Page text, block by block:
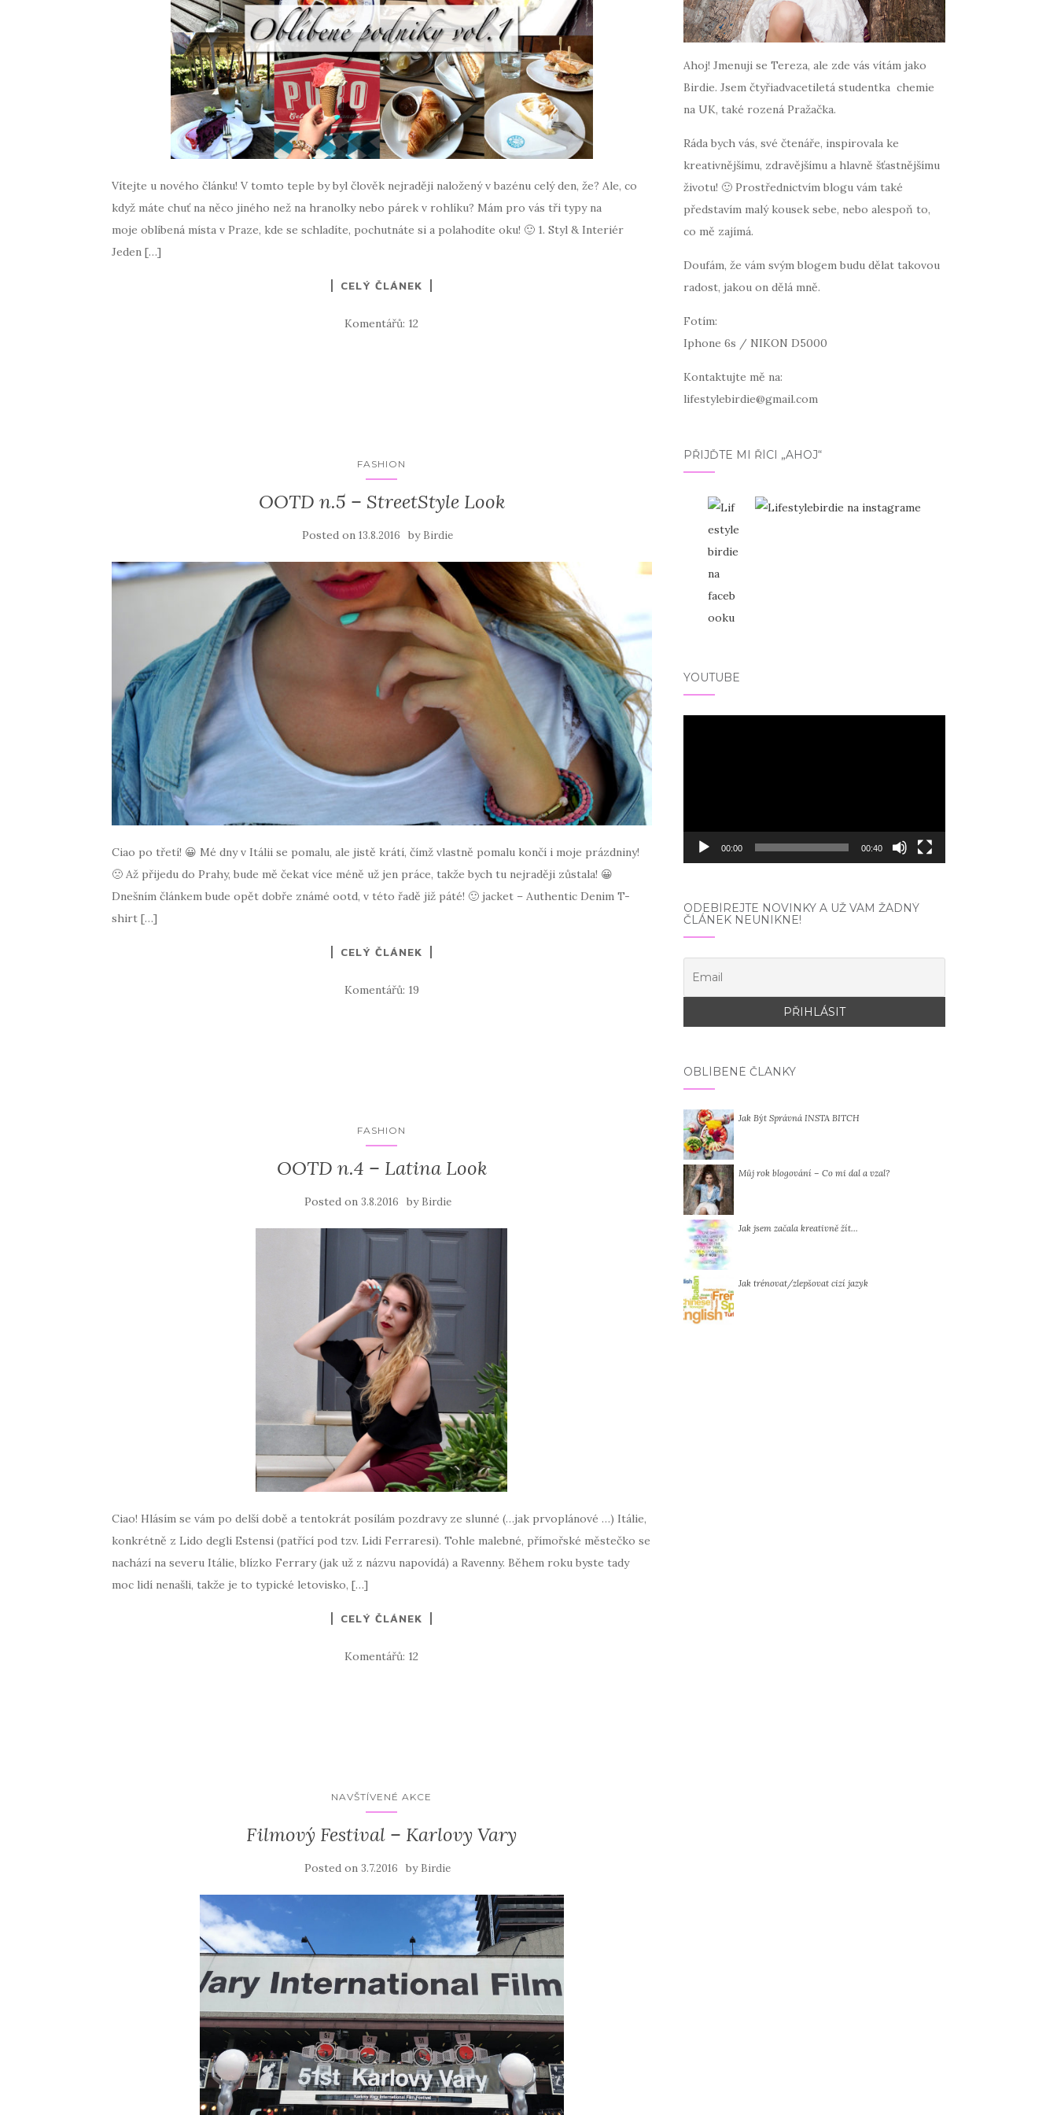
Vítejte u nového článku! V tomto teple by byl člověk nejraději naložený v bazénu celý den, že? Ale, co
když máte chuť na něco jiného než na hranolky nebo párek v rohlíku? Mám pro vás tři typy na
moje oblíbená místa v Praze, kde se schladíte, pochutnáte si a polahodíte oku! 🙂 1. Styl & Interiér
Jeden […]
CELÝ ČLÁNEK
Komentářů: 12
FASHION
OOTD n.5 – StreetStyle Look
Posted on13.8.2016 by Birdie
Ciao po třetí! 😀 Mé dny v Itálii se pomalu, ale jistě krátí, čímž vlastně pomalu končí i moje prázdniny!
🙁 Až přijedu do Prahy, bude mě čekat více méně už jen práce, takže bych tu nejraději zůstala! 😀
Dnešním článkem bude opět dobře známé ootd, v této řadě již páté! 🙂 jacket – Authentic Denim T-
shirt […]
CELÝ ČLÁNEK
Komentářů: 19
FASHION
OOTD n.4 – Latina Look
Posted on 3.8.2016 by Birdie
Ciao! Hlásím se vám po delší době a tentokrát posílám pozdravy ze slunné (…jak prvoplánové …) Itálie,
konkrétně z Lido degli Estensi (patřící pod tzv. Lidi Ferraresi). Tohle malebné, přímořské městečko se
nachází na severu Itálie, blízko Ferrary (jak už z názvu napovídá) a Ravenny. Během roku byste tady
moc lidí nenašli, takže je to typické letovisko, […]
CELÝ ČLÁNEK
Komentářů: 12
NAVŠTÍVENÉ AKCE
Filmový Festival – Karlovy Vary
Posted on 3.7.2016 by Birdie
Ahoj! Jmenuji se Tereza, ale zde vás vítám jako
Birdie. Jsem čtyřiadvacetiletá studentka chemie
na UK, také rozená Pražačka.
Ráda bych vás, své čtenáře, inspirovala ke
kreativnějšímu, zdravějšímu a hlavně šťastnějšímu
životu! 🙂 Prostřednictvím blogu vám také
představím malý kousek sebe, nebo alespoň to,
co mě zajímá.
Doufám, že vám svým blogem budu dělat takovou
radost, jakou on dělá mně.
Fotím:
Iphone 6s / NIKON D5000
Kontaktujte mě na:
lifestylebirdie@gmail.com
PŘIJĎTE MI ŘÍCI „AHOJ“
YOUTUBE
00:00 00:40
ODEBÍREJTE NOVINKY A UŽ VÁM ŽÁDNÝ
ČLÁNEK NEUNIKNE!
OBLÍBENÉ ČLÁNKY
Jak Být Správná INSTA BITCH
Můj rok blogování – Co mi dal a vzal?
Jak jsem začala kreativně žít…
Jak trénovat/zlepšovat cizí jazyk